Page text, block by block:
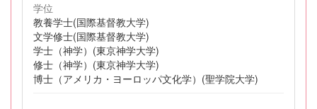
学位
教養学士(国際基督教大学)
文学修士(国際基督教大学)
学士（神学）(東京神学大学)
修士（神学）(東京神学大学)
博士（アメリカ・ヨーロッパ文化学）(聖学院大学)